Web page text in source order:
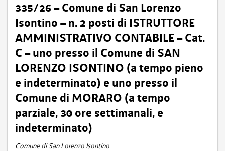
335/26 – Comune di San Lorenzo
Isontino – n. 2 posti di ISTRUTTORE
AMMINISTRATIVO CONTABILE – Cat.
C – uno presso il Comune di SAN
LORENZO ISONTINO (a tempo pieno
e indeterminato) e uno presso il
Comune di MORARO (a tempo
parziale, 30 ore settimanali, e
indeterminato)
Comune di San Lorenzo Isontino